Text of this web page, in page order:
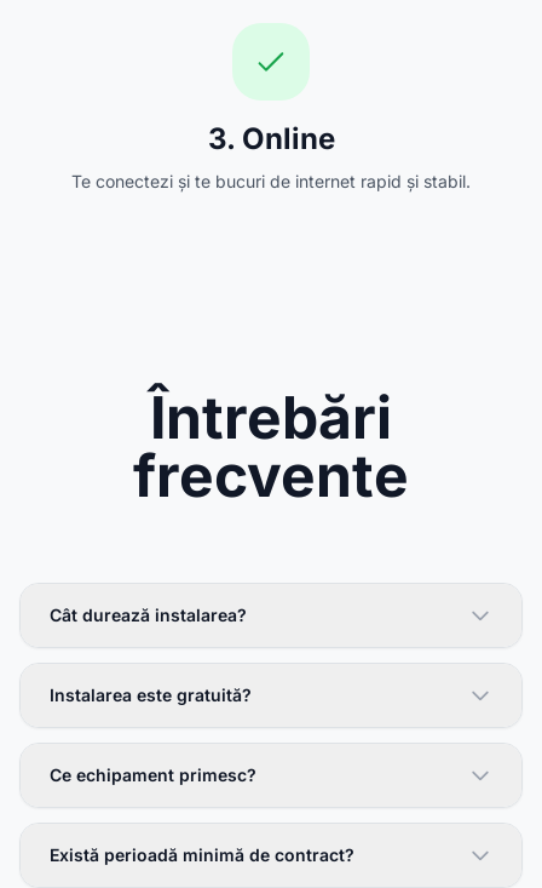
3. Online
Te conectezi și te bucuri de internet rapid și stabil.
Întrebări
frecvente
Cât durează instalarea?
Instalarea este gratuită?
Ce echipament primesc?
Există perioadă minimă de contract?